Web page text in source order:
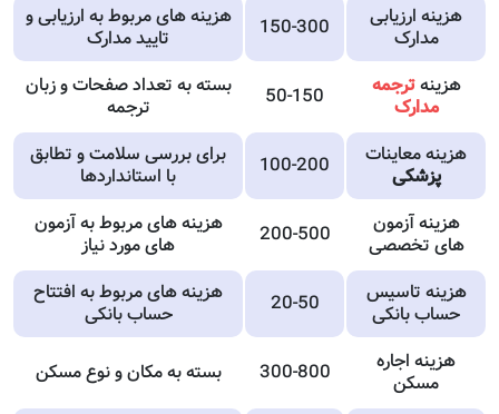
هزینه ارزیابی
مدارک
150-300
هزینه های مربوط به ارزیابی و
تایید مدارک
هزینهترجمه
مدارک
50-150
بسته به تعداد صفحات و زبان
ترجمه
هزینه معاینات
پزشکی
100-200
برای بررسی سلامت و تطابق
با استانداردها
هزینه آزمون
های تخصصی
200-500
هزینه های مربوط به آزمون
های مورد نیاز
هزینه تاسیس
حساب بانکی
20-50
هزینه های مربوط به افتتاح
حساب بانکی
هزینه اجاره
مسکن
300-800 بسته به مکان و نوع مسکن